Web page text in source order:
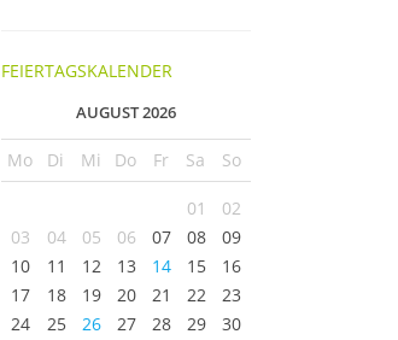
FEIERTAGSKALENDER
AUGUST 2026
Mo Di Mi Do Fr Sa So
01
02
03
04 05 06 07 08
09
10
11 12 13 14 15
16
17
18 19 20 21 22
23
24
25 26 27 28 29
30